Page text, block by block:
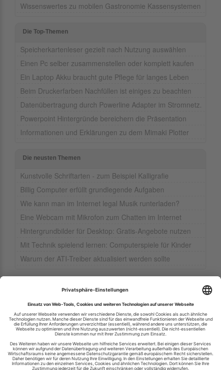
Wissenswertes zu mobilen Gastronomie Kassensystemen
Die Top-Themen
Speicherkartenleser gezielt nach Nutzung auswählen
Einen Pc selber zusammenstellen oder komplett kaufen
Ein Laptop Akku braucht gute Pflege für langes Leben
Beim Druckerfarben Nachfüllen ist einiges zu beachten
Datenübertragung durch Powerline Adapter im Stromnetz.
Powerpoint Hintergründe bereichern die Präsentation
Informationen und Erklärungen zu dem Mimaki Plotter
Die neusten Themen
Kunstvolle Schriftarten - zum Beispiel Kalligrafie
Billig Computer erfüllt grundlegende Aufgaben
Wie kann man im Internet legal Musik runterladen?
Eine Webcam mit Mikrofon zum Chatten im Internet
Hintergrundbilder für Desktop: Gratis-Angebote nutzen
Mit Technik spielend lernen: Computerspiele für Kinder
Warum der ATI-Treiber aktualisiert werden sollte
Ihren RSS-Feed veröffentlichen
RSS-Verzeichnis.de © 2003-2026
Impressum